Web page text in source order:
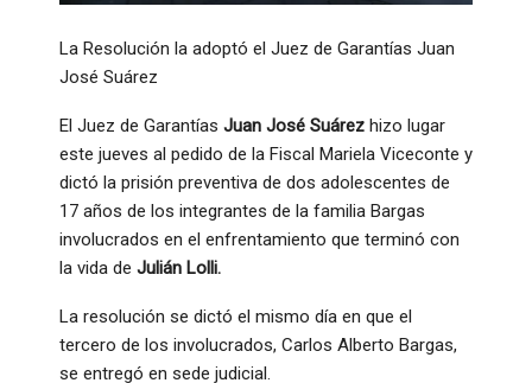
La Resolución la adoptó el Juez de Garantías Juan
José Suárez
El Juez de Garantías Juan José Suárez hizo lugar
este jueves al pedido de la Fiscal Mariela Viceconte y
dictó la prisión preventiva de dos adolescentes de
17 años de los integrantes de la familia Bargas
involucrados en el enfrentamiento que terminó con
la vida de Julián Lolli.
La resolución se dictó el mismo día en que el
tercero de los involucrados, Carlos Alberto Bargas,
se entregó en sede judicial.